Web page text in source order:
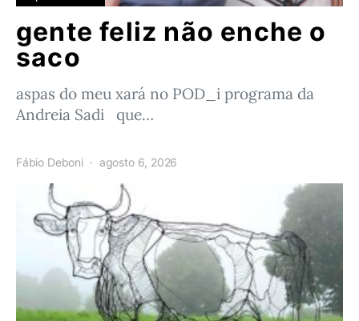
gente feliz não enche o
saco
aspas do meu xará no POD_i programa da
Andreia Sadi que…
Fábio Deboni agosto 6, 2026